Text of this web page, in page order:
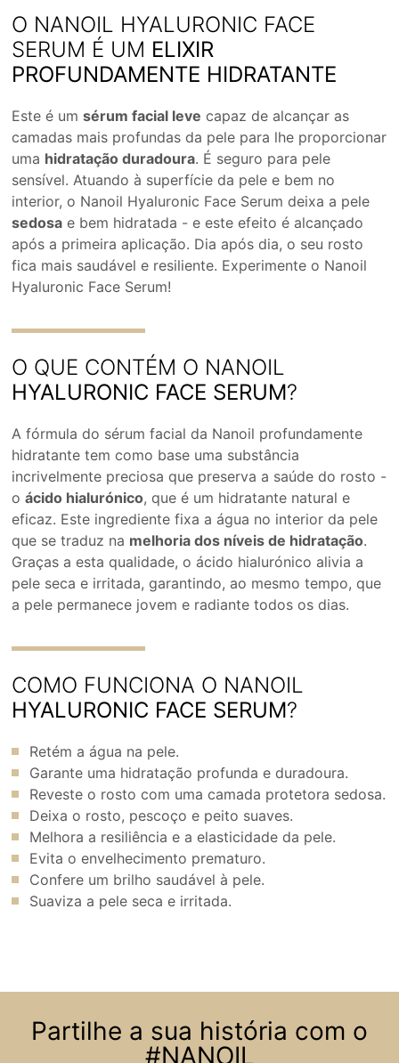
O NANOIL HYALURONIC FACE
SERUM É UM ELIXIR
PROFUNDAMENTE HIDRATANTE
Este é umsérum facial leve capaz de alcançar as
camadas mais profundas da pele para lhe proporcionar
uma hidratação duradoura. É seguro para pele
sensível. Atuando à superfície da pele e bem no
interior, o Nanoil Hyaluronic Face Serum deixa a pele
sedosa e bem hidratada - e este efeito é alcançado
após a primeira aplicação. Dia após dia, o seu rosto
fica mais saudável e resiliente. Experimente o Nanoil
Hyaluronic Face Serum!
O QUE CONTÉM O NANOIL
HYALURONIC FACE SERUM?
A fórmula do sérum facial da Nanoil profundamente
hidratante tem como base uma substância
incrivelmente preciosa que preserva a saúde do rosto -
oácido hialurónico, que é um hidratante natural e
eficaz. Este ingrediente fixa a água no interior da pele
que se traduz na melhoria dos níveis de hidratação.
Graças a esta qualidade, o ácido hialurónico alivia a
pele seca e irritada, garantindo, ao mesmo tempo, que
a pele permanece jovem e radiante todos os dias.
COMO FUNCIONA O NANOIL
HYALURONIC FACE SERUM?
Retém a água na pele.
Garante uma hidratação profunda e duradoura.
Reveste o rosto com uma camada protetora sedosa.
Deixa o rosto, pescoço e peito suaves.
Melhora a resiliência e a elasticidade da pele.
Evita o envelhecimento prematuro.
Confere um brilho saudável à pele.
Suaviza a pele seca e irritada.
Partilhe a sua história com o
#NANOIL